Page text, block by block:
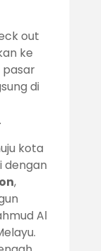
out
ke
pasar
di
kota
dengan
,
Al